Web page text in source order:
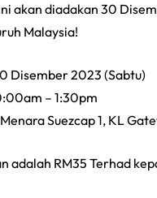
akan diadakan 30
Malaysia!
Disember 2023 (Sabtu)
– 1:30pm
Suezcap 1, KL
adalah RM35 Terhad